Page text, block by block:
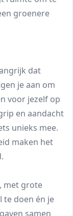
groenere
dat
je aan om
voor jezelf op
en aandacht
unieks mee.
maken het
met grote
te doen én je
samen